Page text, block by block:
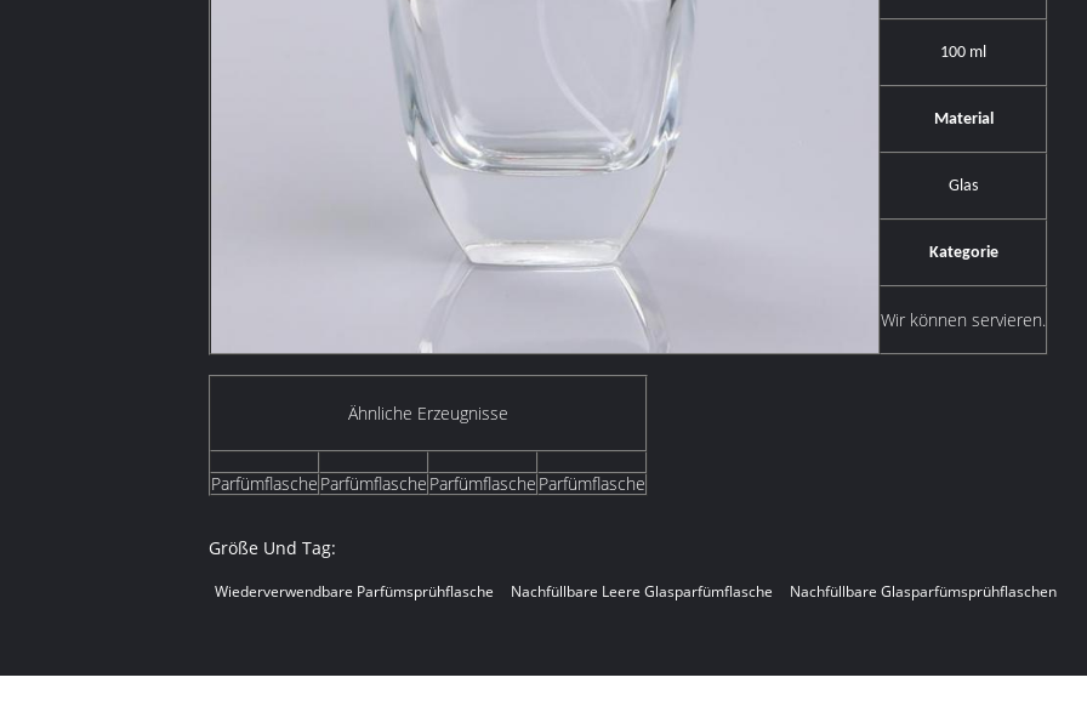
100 ml
Material
Glas
Kategorie
Wir können servieren.
Ähnliche Erzeugnisse
Parfümflasche Parfümflasche Parfümflasche Parfümflasche
Größe Und Tag:
Wiederverwendbare Parfümsprühflasche Nachfüllbare Leere Glasparfümflasche Nachfüllbare Glasparfümsprühflaschen